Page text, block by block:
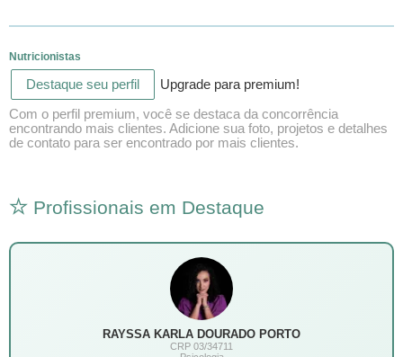
Nutricionistas
Destaque seu perfil Upgrade para premium!
Com o perfil premium, você se destaca da concorrência
encontrando mais clientes. Adicione sua foto, projetos e detalhes
de contato para ser encontrado por mais clientes.
Profissionais em Destaque
RAYSSA KARLA DOURADO PORTO
CRP 03/34711